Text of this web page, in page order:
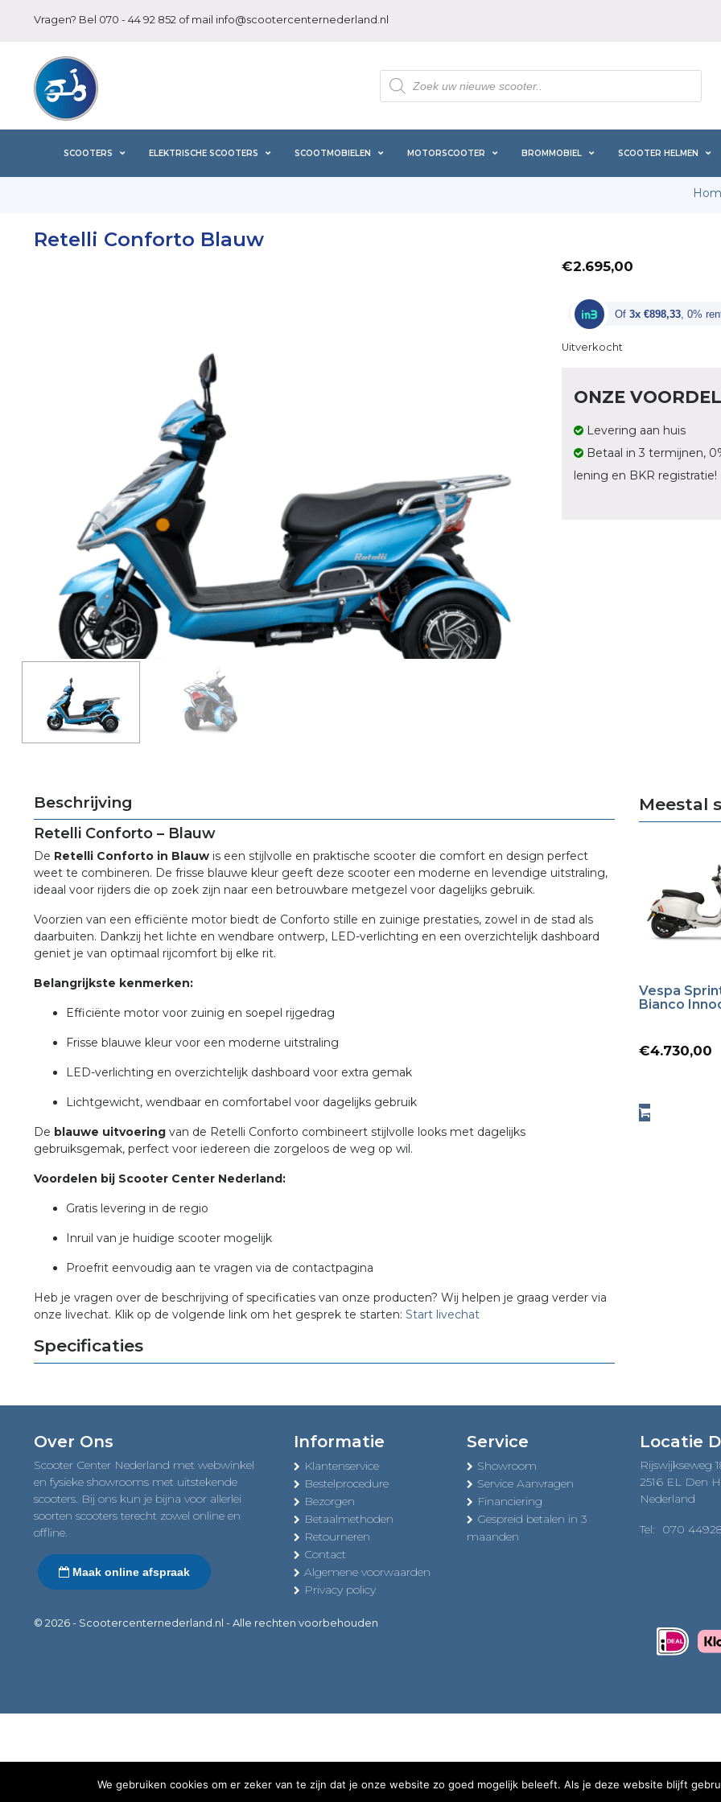
Vragen? Bel 070 - 44 92 852 of mail info@scootercenternederland.nl
Producten
zoeken
SCOOTERS ELEKTRISCHE SCOOTERS SCOOTMOBIELEN MOTORSCOOTER BROMMOBIEL SCOOTER HELMEN
Retelli Conforto Blauw
€2.695,00
Of 3x €898,33, 0%
Uitverkocht
ONZE
Levering aan huis
Betaal in 3 termijnen,
lening en BKR registratie!
Beschrijving
Retelli Conforto – Blauw
De Retelli Conforto in Blauw is een stijlvolle en praktische scooter die comfort en design perfect
weet te combineren. De frisse blauwe kleur geeft deze scooter een moderne en levendige uitstraling,
ideaal voor rijders die op zoek zijn naar een betrouwbare metgezel voor dagelijks gebruik.
Voorzien van een efficiënte motor biedt de Conforto stille en zuinige prestaties, zowel in de stad als
daarbuiten. Dankzij het lichte en wendbare ontwerp, LED-verlichting en een overzichtelijk dashboard
geniet je van optimaal rijcomfort bij elke rit.
Belangrijkste kenmerken:
Efficiënte motor voor zuinig en soepel rijgedrag
Frisse blauwe kleur voor een moderne uitstraling
LED-verlichting en overzichtelijk dashboard voor extra gemak
Lichtgewicht, wendbaar en comfortabel voor dagelijks gebruik
De blauwe uitvoering van de Retelli Conforto combineert stijlvolle looks met dagelijks
gebruiksgemak, perfect voor iedereen die zorgeloos de weg op wil.
Voordelen bij Scooter Center Nederland:
Gratis levering in de regio
Inruil van je huidige scooter mogelijk
Proefrit eenvoudig aan te vragen via de contactpagina
Heb je vragen over de beschrijving of specificaties van onze producten? Wij helpen je graag verder via
onze livechat. Klik op de volgende link om het gesprek te starten: Start livechat
Specificaties
Meestal
Vespa
Bianco
€4.730,00
Over Ons
Scooter Center Nederland met webwinkel
en fysieke showrooms met uitstekende
scooters. Bij ons kun je bijna voor allerlei
soorten scooters terecht zowel online en
offline.
Maak online afspraak
Informatie
Klantenservice
Bestelprocedure
Bezorgen
Betaalmethoden
Retourneren
Contact
Algemene voorwaarden
Privacy policy
Service
Showroom
Service Aanvragen
Financiering
Gespreid betalen in 3
maanden
Locatie
Rijswijkseweg
2516 EL Den
Nederland
Tel: 070
© 2026 - Scootercenternederland.nl - Alle rechten voorbehouden
We gebruiken cookies om er zeker van te zijn dat je onze website zo goed mogelijk beleeft. Als je deze website blijft